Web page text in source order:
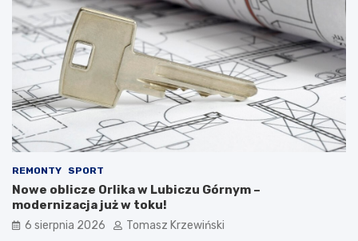
REMONTY SPORT
Nowe oblicze Orlika w Lubiczu Górnym –
modernizacja już w toku!
6 sierpnia 2026 Tomasz Krzewiński